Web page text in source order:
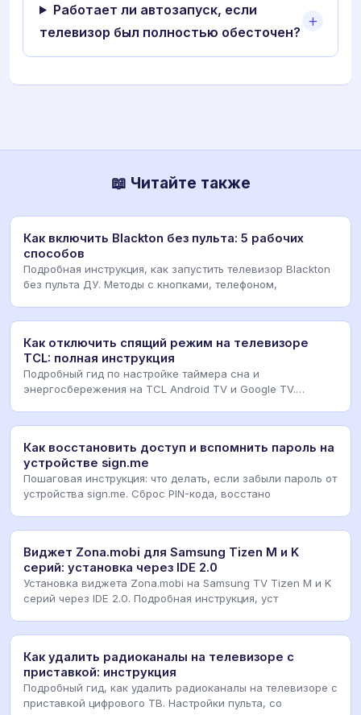
Работает ли автозапуск, если
телевизор был полностью обесточен?
📖 Читайте также
Как включить Blackton без пульта: 5 рабочих
способов
Подробная инструкция, как запустить телевизор Blackton
без пульта ДУ. Методы с кнопками, телефоном,
Как отключить спящий режим на телевизоре
TCL: полная инструкция
Подробный гид по настройке таймера сна и
энергосбережения на TCL Android TV и Google TV.
Как восстановить доступ и вспомнить пароль на
устройстве sign.me
Пошаговая инструкция: что делать, если забыли пароль от
устройства sign.me. Сброс PIN-кода, восстано
Виджет Zona.mobi для Samsung Tizen M и K
серий: установка через IDE 2.0
Установка виджета Zona.mobi на Samsung TV Tizen M и K
серий через IDE 2.0. Подробная инструкция, уст
Как удалить радиоканалы на телевизоре с
приставкой: инструкция
Подробный гид, как удалить радиоканалы на телевизоре с
приставкой цифрового ТВ. Настройки пульта, со